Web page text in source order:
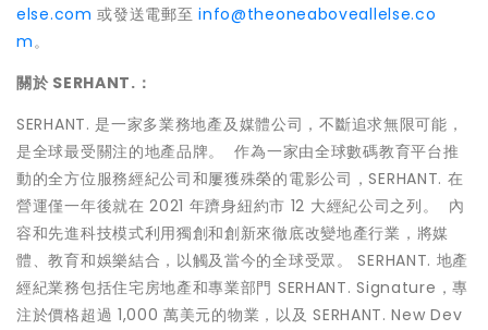
else.com 或發送電郵至info@theoneaboveallelse.co
m。
關於 SERHANT. ：
SERHANT. 是一家多業務地產及媒體公司，不斷追求無限可能，
是全球最受關注的地產品牌。 作為一家由全球數碼教育平台推
動的全方位服務經紀公司和屢獲殊榮的電影公司，SERHANT. 在
營運僅一年後就在 2021 年躋身紐約市 12 大經紀公司之列。 內
容和先進科技模式利用獨創和創新來徹底改變地產行業，將媒
體、教育和娛樂結合，以觸及當今的全球受眾。 SERHANT. 地產
經紀業務包括住宅房地產和專業部門 SERHANT. Signature，專
注於價格超過 1,000 萬美元的物業，以及 SERHANT. New Dev